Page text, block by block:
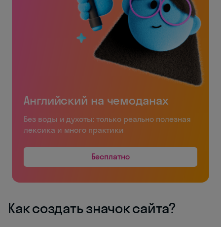
Английский на чемоданах
Без воды и духоты: только реально полезная
лексика и много практики
Бесплатно
Как создать значок сайта?